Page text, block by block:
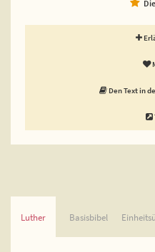
Den Text in
Luther Basisbibel